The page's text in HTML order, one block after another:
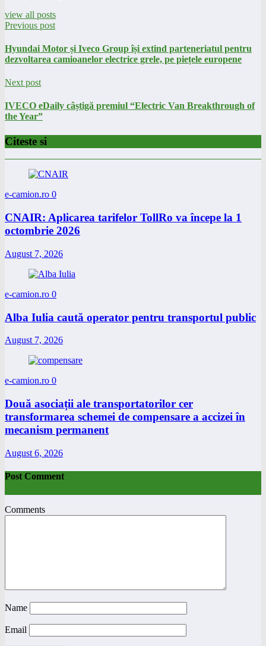
view all posts
Previous post
Hyundai Motor și Iveco Group își extind parteneriatul pentru
dezvoltarea camioanelor electrice grele, pe piețele europene
Next post
IVECO eDaily câștigă premiul “Electric Van Breakthrough of
the Year”
Citeste si
e-camion.ro 0
CNAIR: Aplicarea tarifelor TollRo va începe la 1
octombrie 2026
August 7, 2026
e-camion.ro 0
Alba Iulia caută operator pentru transportul public
August 7, 2026
e-camion.ro 0
Două asociații ale transportatorilor cer
transformarea schemei de compensare a accizei în
mecanism permanent
August 6, 2026
Post Comment
Comments
Name
Email